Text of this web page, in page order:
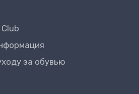
за обувью